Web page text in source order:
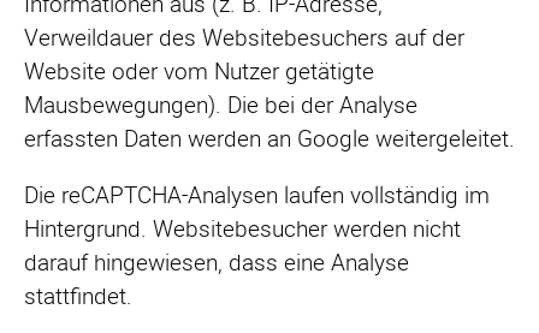
Verweildauer des Websitebesuchers auf der
Website oder vom Nutzer getätigte
Mausbewegungen). Die bei der Analyse
erfassten Daten werden an Google weitergeleitet.
Die reCAPTCHA-Analysen laufen vollständig im
Hintergrund. Websitebesucher werden nicht
darauf hingewiesen, dass eine Analyse
stattfindet.